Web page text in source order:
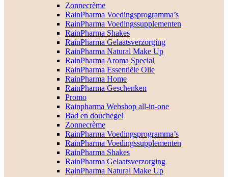
Zonnecrème
RainPharma Voedingsprogramma’s
RainPharma Voedingssupplementen
RainPharma Shakes
RainPharma Gelaatsverzorging
RainPharma Natural Make Up
RainPharma Aroma Special
RainPharma Essentiële Olie
RainPharma Home
RainPharma Geschenken
Promo
Rainpharma Webshop all-in-one
Bad en douchegel
Zonnecrème
RainPharma Voedingsprogramma’s
RainPharma Voedingssupplementen
RainPharma Shakes
RainPharma Gelaatsverzorging
RainPharma Natural Make Up